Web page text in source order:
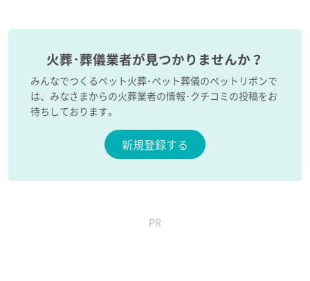
火葬･葬儀業者が見つかりませんか？
みんなでつくるペット火葬･ペット葬儀のペットリボンで
は、みなさまからの火葬業者の情報･クチコミの投稿をお
待ちしております。
新規登録する
PR